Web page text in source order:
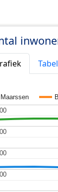
Tabel
Maarssen